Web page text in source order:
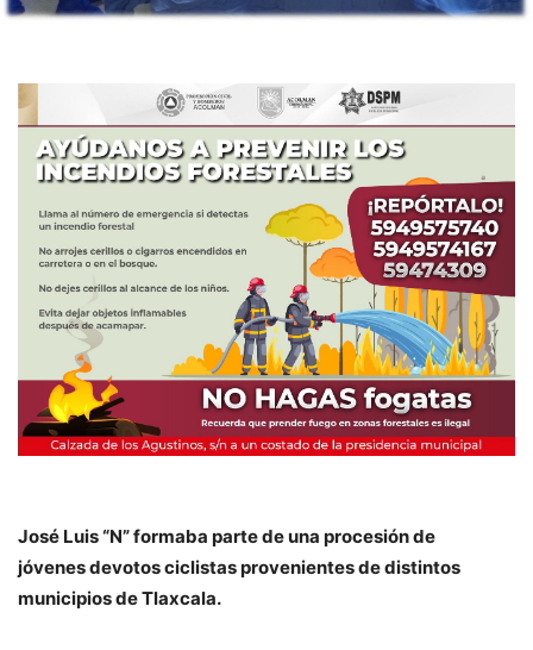
José Luis “N” formaba parte de una procesión de
jóvenes devotos ciclistas provenientes de distintos
municipios de Tlaxcala.